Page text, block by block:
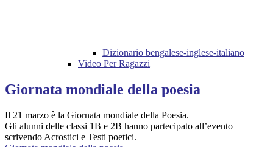
Dizionario bengalese-inglese-italiano
Video Per Ragazzi
Giornata mondiale della poesia
Il 21 marzo è la Giornata mondiale della Poesia.
Gli alunni delle classi 1B e 2B hanno partecipato all’evento
scrivendo Acrostici e Testi poetici.